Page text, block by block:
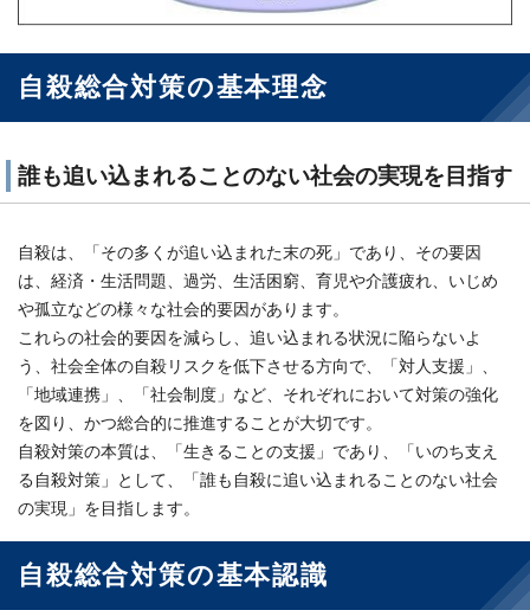
自殺総合対策の基本理念
誰も追い込まれることのない社会の実現を目指す
自殺は、「その多くが追い込まれた末の死」であり、その要因
は、経済・生活問題、過労、生活困窮、育児や介護疲れ、いじめ
や孤立などの様々な社会的要因があります。
これらの社会的要因を減らし、追い込まれる状況に陥らないよ
う、社会全体の自殺リスクを低下させる方向で、「対人支援」、
「地域連携」、「社会制度」など、それぞれにおいて対策の強化
を図り、かつ総合的に推進することが大切です。
自殺対策の本質は、「生きることの支援」であり、「いのち支え
る自殺対策」として、「誰も自殺に追い込まれることのない社会
の実現」を目指します。
自殺総合対策の基本認識